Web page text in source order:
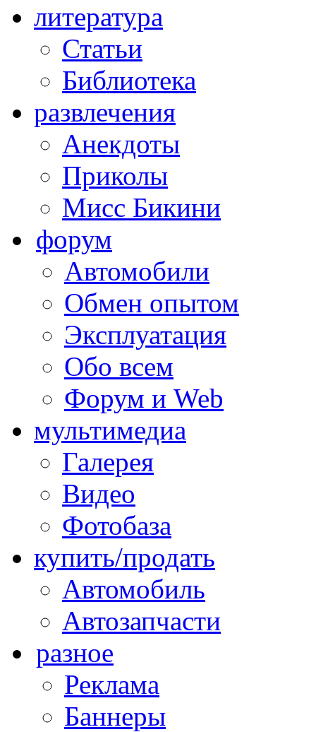
литература
Статьи
Библиотека
развлечения
Анекдоты
Приколы
Мисс Бикини
форум
Автомобили
Обмен опытом
Эксплуатация
Обо всем
Форум и Web
мультимедиа
Галерея
Видео
Фотобаза
купить/продать
Автомобиль
Автозапчасти
разное
Реклама
Баннеры